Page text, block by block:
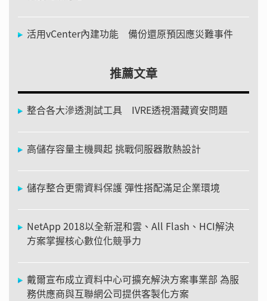
活用vCenter內建功能 備份還原預因應災難事件
推薦文章
整合各大滲透測試工具 IVRE透視潛藏資安問題
高儲存容量主機興起 挑戰伺服器散熱設計
儲存整合更需資料保護 彈性搭配滿足企業環境
NetApp 2018以全新混和雲、All Flash、HCI解決
方案掌握核心數位化競爭力
戴爾宣布成立資料中心可擴充解決方案事業部 為服
務供應商與互聯網公司提供客製化方案